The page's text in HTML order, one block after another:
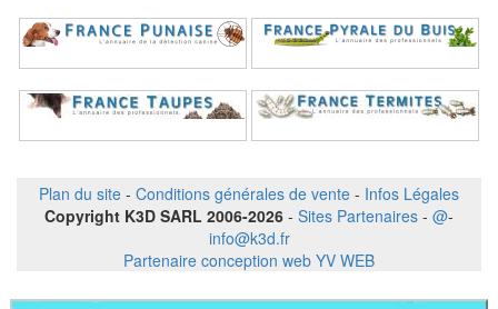
Plan du site - Conditions générales de vente - Infos Légales
Copyright K3D SARL 2006-2026 - Sites Partenaires - @-
info@k3d.fr
Partenaire conception web YV WEB